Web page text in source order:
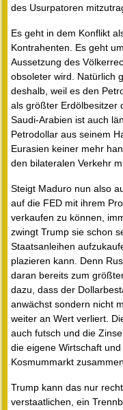
des Usurpatoren
Es geht in dem Konflikt
Kontrahenten. Es geht
Aussetzung des
obsoleter wird. Natürlich
deshalb, weil es den
als größter Erdölbesitzer
Saudi-Arabien ist auch
Petrodollar aus seinem
Eurasien keiner mehr
den bilateralen Verkehr
Steigt Maduro nun also
auf die FED mit ihrem
verkaufen zu können,
zwingt Trump sie schon
Staatsanleihen
plazieren kann. Denn
daran bereits zum
dazu, dass der
anwächst sondern nicht
weiter an Wert verliert.
auch futsch und die
die eigene Wirtschaft
Kosmummarkt
Trump kann das nur
verstaatlichen, ein